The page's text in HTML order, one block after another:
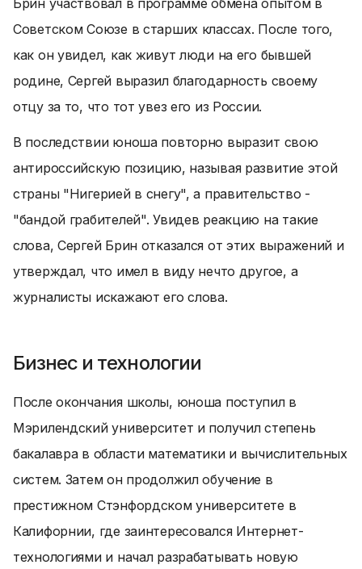
Брин участвовал в программе обмена опытом в
Советском Союзе в старших классах. После того,
как он увидел, как живут люди на его бывшей
родине, Сергей выразил благодарность своему
отцу за то, что тот увез его из России.
В последствии юноша повторно выразит свою
антироссийскую позицию, называя развитие этой
страны "Нигерией в снегу", а правительство -
"бандой грабителей". Увидев реакцию на такие
слова, Сергей Брин отказался от этих выражений и
утверждал, что имел в виду нечто другое, а
журналисты искажают его слова.
Бизнес и технологии
После окончания школы, юноша поступил в
Мэрилендский университет и получил степень
бакалавра в области математики и вычислительных
систем. Затем он продолжил обучение в
престижном Стэнфордском университете в
Калифорнии, где заинтересовался Интернет-
технологиями и начал разрабатывать новую